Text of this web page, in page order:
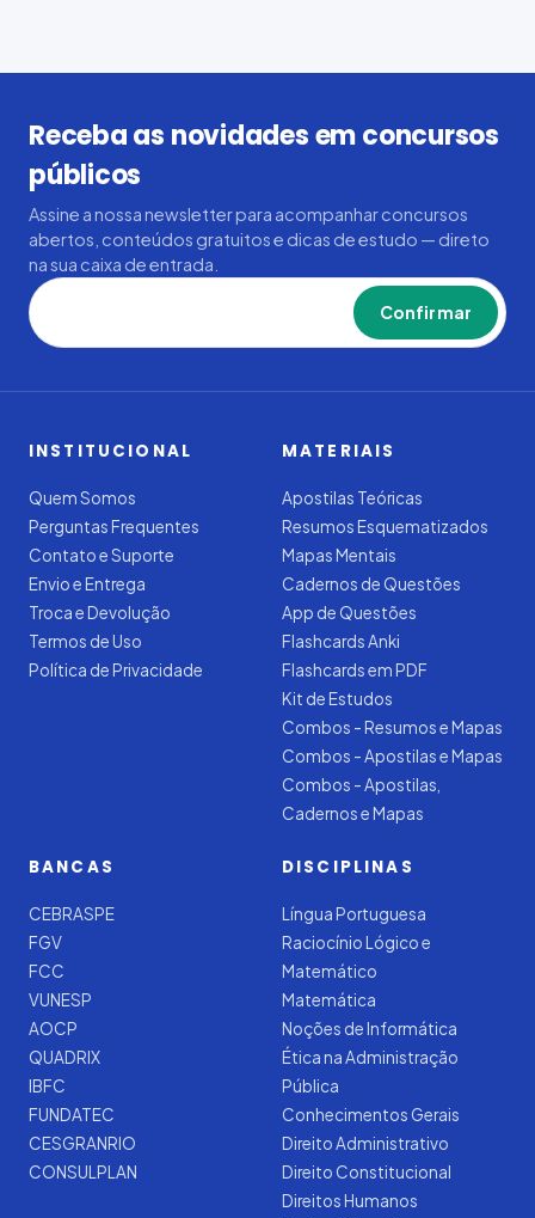
Receba as novidades em concursos
públicos
Assine a nossa newsletter para acompanhar concursos
abertos, conteúdos gratuitos e dicas de estudo — direto
na sua caixa de entrada.
Confirmar
INSTITUCIONAL
Quem Somos
Perguntas Frequentes
Contato e Suporte
Envio e Entrega
Troca e Devolução
Termos de Uso
Política de Privacidade
MATERIAIS
Apostilas Teóricas
Resumos Esquematizados
Mapas Mentais
Cadernos de Questões
App de Questões
Flashcards Anki
Flashcards em PDF
Kit de Estudos
Combos - Resumos e Mapas
Combos - Apostilas e Mapas
Combos - Apostilas,
Cadernos e Mapas
BANCAS
CEBRASPE
FGV
FCC
VUNESP
AOCP
QUADRIX
IBFC
FUNDATEC
CESGRANRIO
CONSULPLAN
DISCIPLINAS
Língua Portuguesa
Raciocínio Lógico e
Matemático
Matemática
Noções de Informática
Ética na Administração
Pública
Conhecimentos Gerais
Direito Administrativo
Direito Constitucional
Direitos Humanos